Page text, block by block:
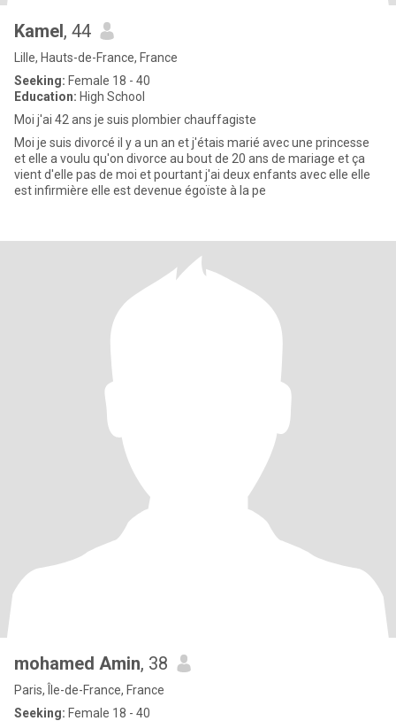
Kamel, 44
Lille, Hauts-de-France, France
Seeking: Female 18 - 40
Education: High School
Moi j'ai 42 ans je suis plombier chauffagiste
Moi je suis divorcé il y a un an et j'étais marié avec une princesse
et elle a voulu qu'on divorce au bout de 20 ans de mariage et ça
vient d'elle pas de moi et pourtant j'ai deux enfants avec elle elle
est infirmière elle est devenue égoïste à la pe
mohamed Amin, 38
Paris, Île-de-France, France
Seeking: Female 18 - 40